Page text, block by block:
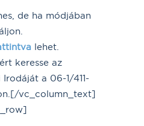
de ha módjában
lehet.
keresse az
a 06-1/411-
vc_column_text]